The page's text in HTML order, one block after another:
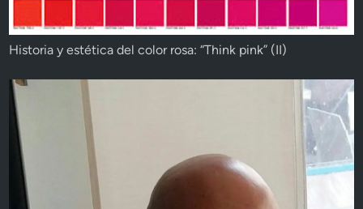
Historia y estética del color rosa: “Think pink” (II)